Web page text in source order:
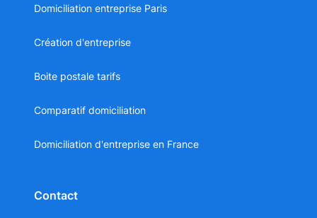
Domiciliation entreprise Paris
Création d'entreprise
Boite postale tarifs
Comparatif domiciliation
Domiciliation d'entreprise en France
Contact